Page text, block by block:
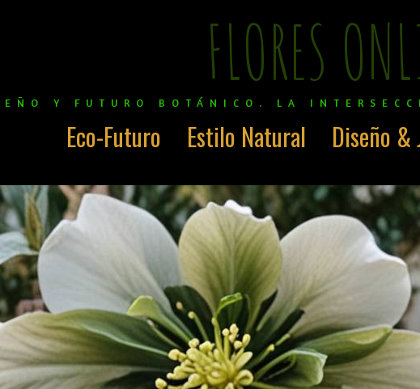
FLORES
Y FUTURO BOTÁNICO. LA
Eco-Futuro Estilo Natural Diseño &